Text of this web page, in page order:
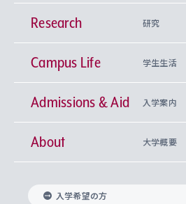
学部
神学部
文学部
総合人間科学部
興味から学科を探す
上智大学の全学共通教育
基盤教育センター
キリスト教人間学
上智大学の語学教育
言語教育研究センター
上智大学のグローバル教育
Research 研究
研究所 等
キリスト教文化研究所
中世思想研究所
Sophia Open Research
産官学連携
知的財産
Campus Life 学生生活
学期区分と授業時間割
課外活動
課外教育プログラム
グローバルな学びのコミュ
Admissions & Aid 入学案内
上智大学で取得できる学位
入れの方針）
About 大学概要
理事長・学長メッセージ
入学希望の方